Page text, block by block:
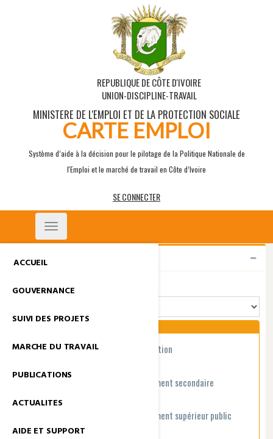
REPUBLIQUE DE CÔTE D'IVOIRE
UNION-DISCIPLINE-TRAVAIL
MINISTERE DE L'EMPLOI ET DE LA PROTECTION SOCIALE
CARTE EMPLOI
Système d’aide à la décision pour le pilotage de la Politique Nationale de
l'Emploi et le marché de travail en Côte d’Ivoire
SE CONNECTER
Toggle
navigation
ACCUEIL
GOUVERNANCE
SUIVI DES PROJETS
MARCHE DU TRAVAIL
PUBLICATIONS
ACTUALITES
AIDE ET SUPPORT
Indicateurs
Taux d'aphabétisation de la population
Taux de transition vers l'enseignement secondaire
Taux de transition vers l'enseignement supérieur public